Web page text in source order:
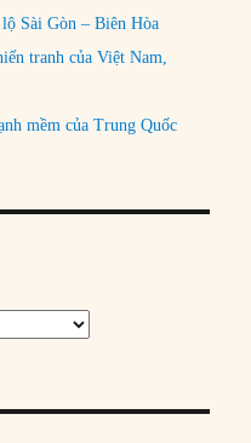
Sài Gòn – Biên Hòa
tranh của Việt Nam,
mềm của Trung Quốc